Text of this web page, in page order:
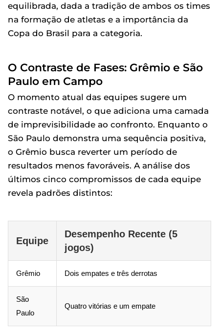
equilibrada, dada a tradição de ambos os times
na formação de atletas e a importância da
Copa do Brasil para a categoria.
O Contraste de Fases: Grêmio e São
Paulo em Campo
O momento atual das equipes sugere um
contraste notável, o que adiciona uma camada
de imprevisibilidade ao confronto. Enquanto o
São Paulo demonstra uma sequência positiva,
o Grêmio busca reverter um período de
resultados menos favoráveis. A análise dos
últimos cinco compromissos de cada equipe
revela padrões distintos:
Equipe
Desempenho Recente (5
jogos)
Grêmio Dois empates e três derrotas
São
Paulo
Quatro vitórias e um empate